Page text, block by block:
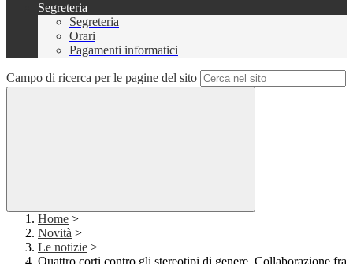
Segreteria
Segreteria
Orari
Pagamenti informatici
Campo di ricerca per le pagine del sito
Home >
Novità >
Le notizie >